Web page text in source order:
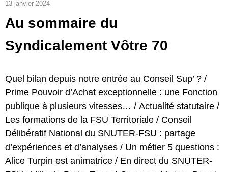
13 janvier 2024
Au sommaire du
Syndicalement Vôtre 70
Quel bilan depuis notre entrée au Conseil Sup’ ? /
Prime Pouvoir d’Achat exceptionnelle : une Fonction
publique à plusieurs vitesses… / Actualité statutaire /
Les formations de la FSU Territoriale / Conseil
Délibératif National du SNUTER-FSU : partage
d’expériences et d’analyses / Un métier 5 questions :
Alice Turpin est animatrice / En direct du SNUTER-